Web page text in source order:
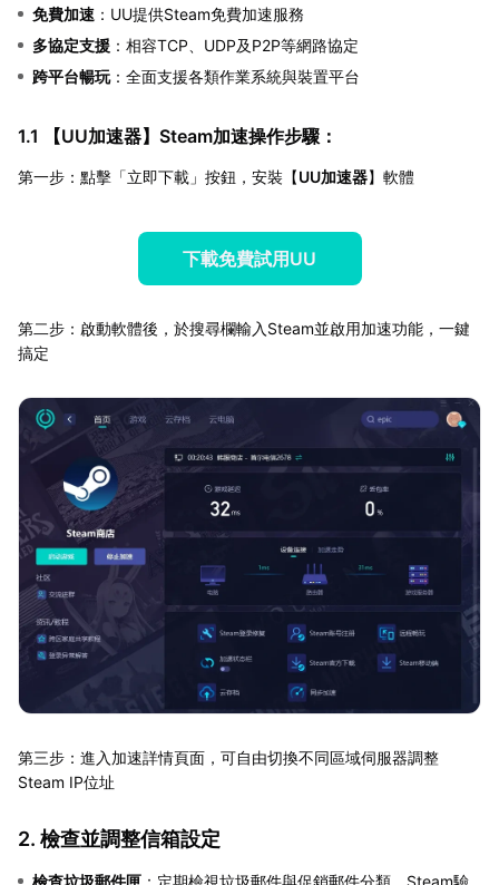
免費加速 ：UU提供Steam免費加速服務
多協定支援 ：相容TCP、UDP及P2P等網路協定
跨平台暢玩：全面支援各類作業系統與裝置平台
1.1 【UU加速器】Steam加速操作步驟：
第一步：點擊「立即下載」按鈕，安裝【UU加速器】軟體
下載免費試用UU
第二步：啟動軟體後，於搜尋欄輸入Steam並啟用加速功能，一鍵
搞定
第三步：進入加速詳情頁面，可自由切換不同區域伺服器調整
Steam IP位址
2. 檢查並調整信箱設定
檢查垃圾郵件匣 ：定期檢視垃圾郵件與促銷郵件分類，Steam驗